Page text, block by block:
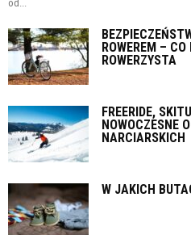
od...
ROWEREM – CO
ROWERZYSTA
FREERIDE,
NOWOCZESNE
NARCIARSKICH
W JAKICH